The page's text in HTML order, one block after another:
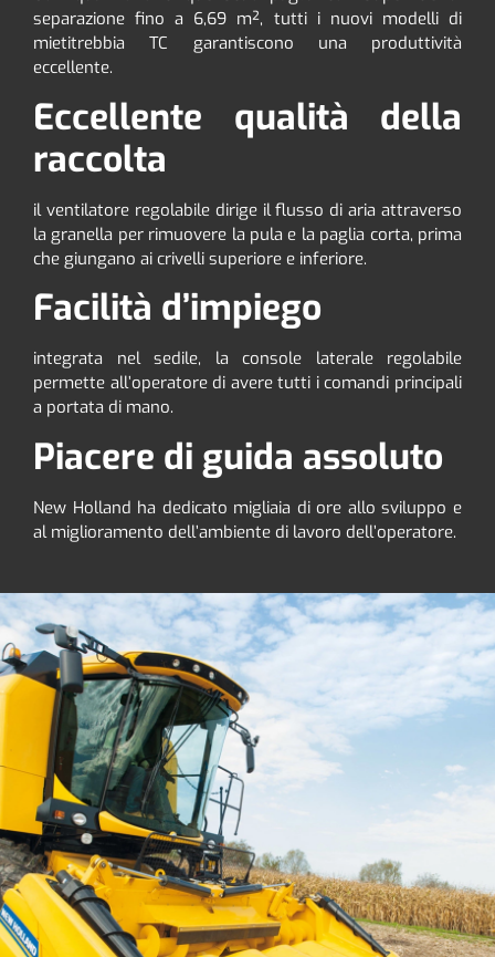
separazione fino a 6,69 m², tutti i nuovi modelli di
mietitrebbia TC garantiscono una produttività
eccellente.
Eccellente qualità della
raccolta
il ventilatore regolabile dirige il flusso di aria attraverso
la granella per rimuovere la pula e la paglia corta, prima
che giungano ai crivelli superiore e inferiore.
Facilità d’impiego
integrata nel sedile, la console laterale regolabile
permette all’operatore di avere tutti i comandi principali
a portata di mano.
Piacere di guida assoluto
New Holland ha dedicato migliaia di ore allo sviluppo e
al miglioramento dell’ambiente di lavoro dell’operatore.